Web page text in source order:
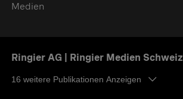
Medien
Ringier AG | Ringier Medien Schweiz
16 weitere Publikationen Anzeigen